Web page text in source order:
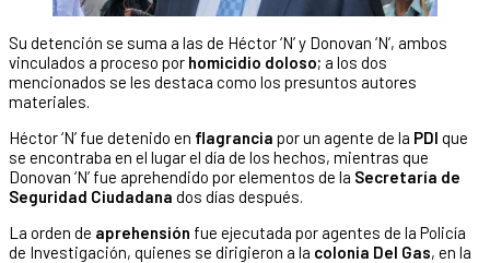
Su detención se suma a las de Héctor ‘N’ y Donovan ‘N’, ambos
vinculados a proceso por homicidio doloso; a los dos
mencionados se les destaca como los presuntos autores
materiales.
Héctor ‘N’ fue detenido en flagrancia por un agente de la PDI que
se encontraba en el lugar el día de los hechos, mientras que
Donovan ‘N’ fue aprehendido por elementos de la Secretaría de
Seguridad Ciudadana dos días después.
La orden de aprehensión fue ejecutada por agentes de la Policía
de Investigación, quienes se dirigieron a la colonia Del Gas, en la